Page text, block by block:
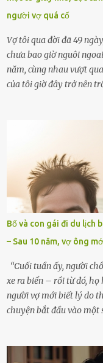
người vợ quá cố
Vợ tôi qua đời đã 49
chưa bao giờ nguôi
năm, cùng nhau vượt
của tôi giờ đây trở nên
rơi vào khoảng trống
ngồi lặng lẽ nhớ về cô
chìm đắm trong đau
thiết đã đến bên, giúp
ngày giỗ đầu tiên của
mãi.Buổi sáng hôm đó,
sắp xếp lại bàn thờ vợ.
đó kỳ lạ mà tôi không
cúi xuống lau chùi bát
tôi giật mình. Và rồi, một
Bố và con gái đi du lịch
– Sau 10 năm, vợ ông
“Cuối tuần ấy, người
xe ra biển – rồi từ đó, họ
người vợ mới biết lý do
chuyện bắt đầu vào một
không kém. Ông Minh,